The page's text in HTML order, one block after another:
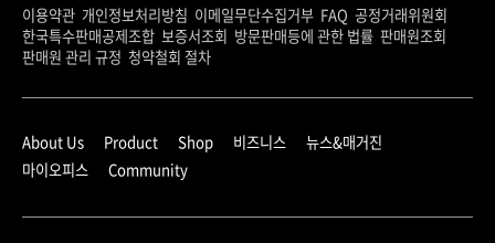
이용약관 개인정보처리방침 이메일무단수집거부 FAQ 공정거래위원회
한국특수판매공제조합 보증서조회 방문판매등에 관한 법률 판매원조회
판매원 관리 규정 청약철회 절차
About Us Product Shop 비즈니스
뉴스&매거진
마이오피스
Community